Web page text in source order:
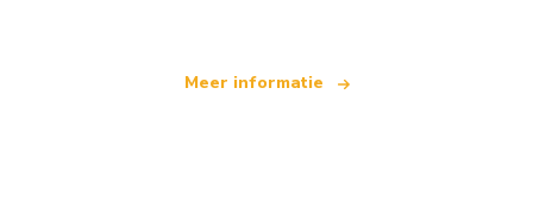
Meer informatie